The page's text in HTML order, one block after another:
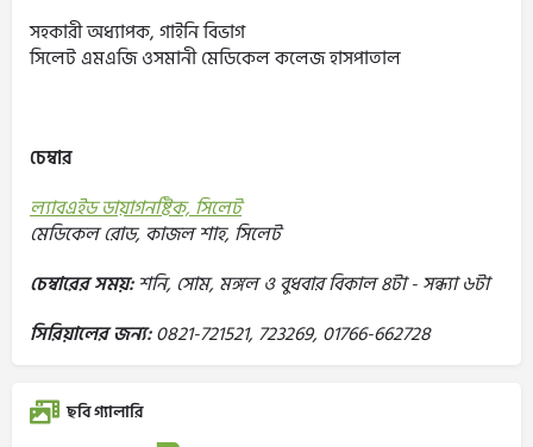
সহকারী অধ্যাপক, গাইনি বিভাগ
সিলেট এমএজি ওসমানী মেডিকেল কলেজ হাসপাতাল
চেম্বার
ল্যাবএইড ডায়াগনষ্টিক, সিলেট
মেডিকেল রোড, কাজল শাহ, সিলেট
চেম্বারের সময়:শনি, সোম, মঙ্গল ও বুধবার বিকাল ৪টা - সন্ধ্যা ৬টা
সিরিয়ালের জন্য:0821-721521, 723269, 01766-662728
ছবি গ্যালারি